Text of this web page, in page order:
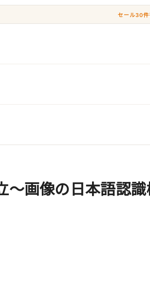
セール30
〜画像の日本語認